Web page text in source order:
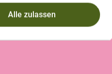
Alle zulassen